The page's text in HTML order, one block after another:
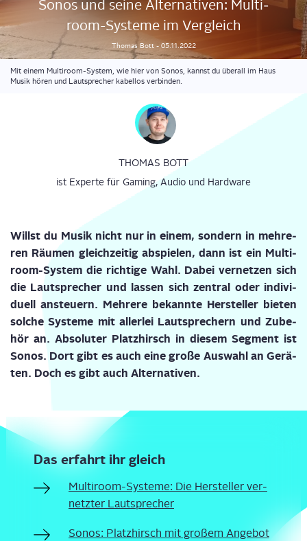
Sonos und sei­ne Alter­na­ti­ven: Mul­ti­
room-Sys­te­me im Vergleich
Thomas Bott - 05.11.2022
Mit einem Multiroom-System, wie hier von Sonos, kannst du überall im Haus
Musik hören und Lautsprecher kabellos verbinden.
THOMAS BOTT
ist Experte für Gaming, Audio und Hardware
Willst du Musik nicht nur in einem, son­dern in meh­re­
ren Räu­men gleich­zei­tig abspie­len, dann ist ein Mul­ti­
room-Sys­tem die rich­ti­ge Wahl. Dabei ver­net­zen sich
die Laut­spre­cher und las­sen sich zen­tral oder indi­vi­
du­ell ansteu­ern. Meh­re­re bekann­te Her­stel­ler bie­ten
sol­che Sys­te­me mit aller­lei Laut­spre­chern und Zube­
hör an. Abso­lu­ter Platz­hirsch in die­sem Seg­ment ist
Sonos. Dort gibt es auch eine gro­ße Aus­wahl an Gerä­
ten. Doch es gibt auch Alternativen.
Das erfahrt ihr gleich
Mul­ti­room-Sys­te­me: Die Her­stel­ler ver­
netz­ter Lautsprecher
Sonos: Platz­hirsch mit gro­ßem Angebot